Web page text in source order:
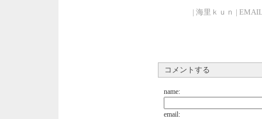
| 海里ｋｕｎ |
コメントする
name:
email: